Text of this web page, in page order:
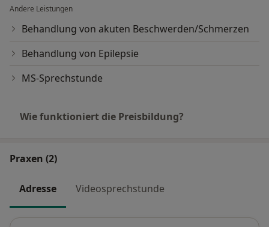
Andere Leistungen
Behandlung von akuten Beschwerden/Schmerzen
Behandlung von Epilepsie
MS-Sprechstunde
Wie funktioniert die Preisbildung?
Praxen (2)
Adresse Videosprechstunde